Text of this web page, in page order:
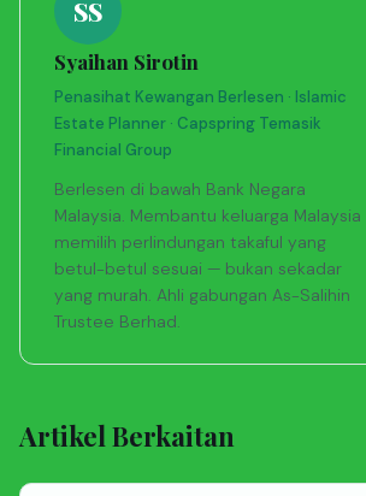
SS
Syaihan Sirotin
Penasihat Kewangan Berlesen · Islamic
Estate Planner · Capspring Temasik
Financial Group
Berlesen di bawah Bank Negara
Malaysia. Membantu keluarga Malaysia
memilih perlindungan takaful yang
betul-betul sesuai — bukan sekadar
yang murah. Ahli gabungan As-Salihin
Trustee Berhad.
Artikel Berkaitan